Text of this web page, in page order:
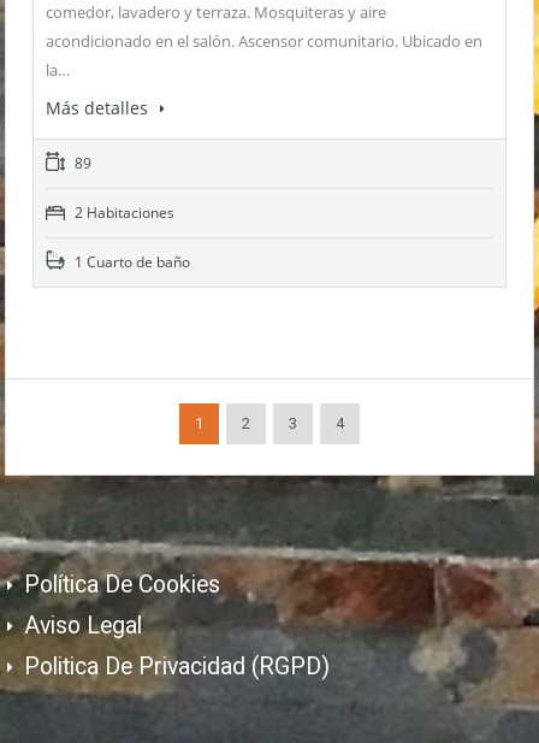
comedor, lavadero y terraza. Mosquiteras y aire
acondicionado en el salón. Ascensor comunitario. Ubicado en
la…
Más detalles
89
2 Habitaciones
1 Cuarto de baño
1 2 3 4
Política De Cookies
Aviso Legal
Politica De Privacidad (RGPD)